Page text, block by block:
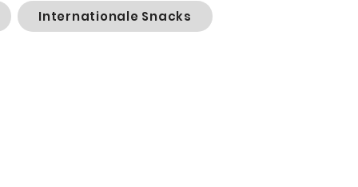
Internationale Snacks